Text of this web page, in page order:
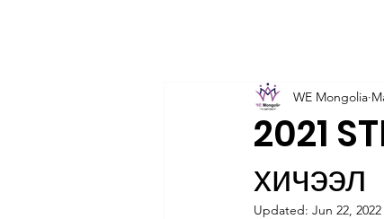
2021
хичээл
WE Mongolia
Updated: Jun 22, 2022